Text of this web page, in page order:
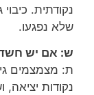
נקודתית.
שלא נפגעו.
ש: אם יש חשד
נקודות יציאה,